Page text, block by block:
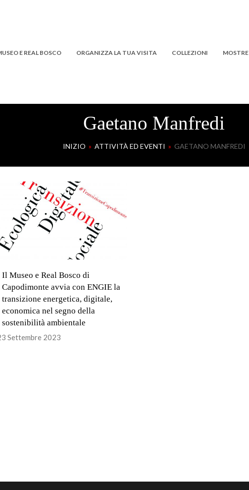
E REAL BOSCO ORGANIZZA LA TUA VISITA COLLEZIONI MOSTRE
Gaetano Manfredi
INIZIO » ATTIVITÀ ED EVENTI » GAETANO MANFREDI
Il Museo e Real Bosco di
Capodimonte avvia con ENGIE la
transizione energetica, digitale,
economica nel segno della
sostenibilità ambientale
Settembre 2023